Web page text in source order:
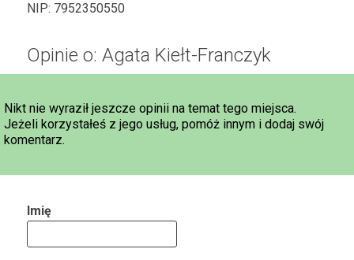
NIP: 7952350550
Opinie o: Agata Kiełt-Franczyk
Nikt nie wyraził jeszcze opinii na temat tego miejsca.
Jeżeli korzystałeś z jego usług, pomóż innym i dodaj swój
komentarz.
Imię